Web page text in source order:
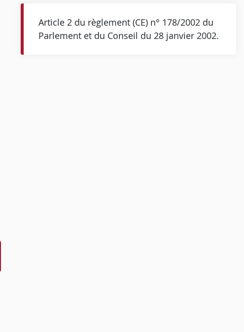
Article 2 du règlement (CE) n° 178/2002 du
Parlement et du Conseil du 28 janvier 2002.